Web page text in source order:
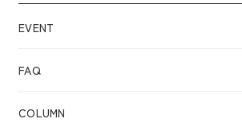
EVENT
FAQ
COLUMN